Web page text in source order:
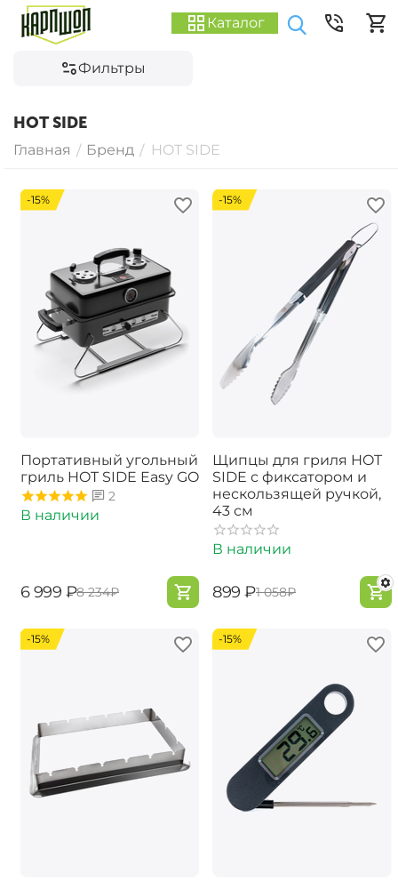
Каталог
Фильтры
HOT SIDE
Главная / Бренд / HOT SIDE
-15%
Портативный угольный
гриль HOT SIDE Easy GO
2
В наличии
‍6 999‍ ₽‍8 234‍₽
-15%
Щипцы для гриля HOT
SIDE с фиксатором и
нескользящей ручкой,
43 см
В наличии
‍899‍ ₽‍1 058‍₽
-15% -15%